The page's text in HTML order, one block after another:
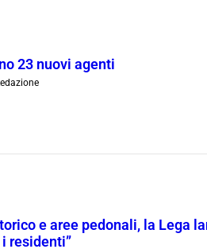
23 nuovi agenti
e aree pedonali, la Lega
residenti”